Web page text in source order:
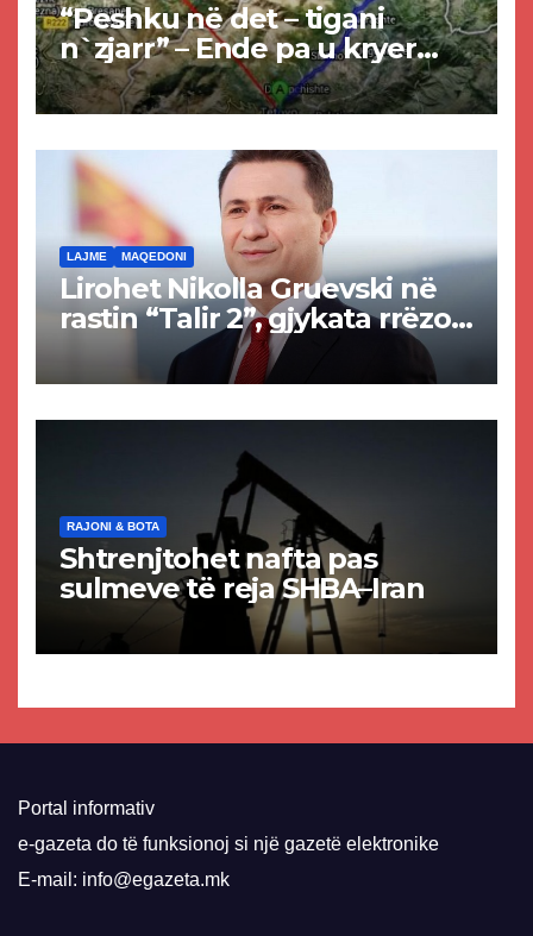
“Peshku në det – tigani
n`zjarr” – Ende pa u kryer
projekti i tunelit, komuna e
Tetovës nis punimet për
LAJME MAQEDONI
Lirohet Nikolla Gruevski në
rastin “Talir 2”, gjykata rrëzon
akuzat për ndërtimin e
paligjshëm të selisë së
RAJONI & BOTA
Shtrenjtohet nafta pas
sulmeve të reja SHBA–Iran
Portal informativ
e-gazeta do të funksionoj si një gazetë elektronike
E-mail: info@egazeta.mk